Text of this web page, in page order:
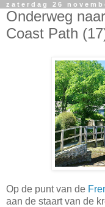
zaterdag 26
Onderweg
Coast Path
Op de punt van de
aan de staart van de